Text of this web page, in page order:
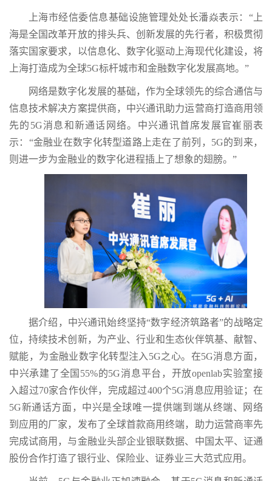
上海市经信委信息基础设施管理处处长潘焱表示：“上
海是全国改革开放的排头兵、创新发展的先行者，积极贯彻
落实国家要求，以信息化、数字化驱动上海现代化建设，将
上海打造成为全球5G标杆城市和金融数字化发展高地。”
网络是数字化发展的基础，作为全球领先的综合通信与
信息技术解决方案提供商，中兴通讯助力运营商打造商用领
先的5G消息和新通话网络。中兴通讯首席发展官崔丽表
示：“金融业在数字化转型道路上走在了前列，5G的到来，
则进一步为金融业的数字化进程插上了想象的翅膀。”
据介绍，中兴通讯始终坚持“数字经济筑路者”的战略定
位，持续技术创新，为产业、行业和生态伙伴筑基、献智、
赋能，为金融业数字化转型注入5G之心。在5G消息方面，
中兴承建了全国55%的5G消息平台，开放openlab实验室接
入超过70家合作伙伴，完成超过400个5G消息应用验证；在
5G新通话方面，中兴是全球唯一提供端到端从终端、网络
到应用的厂家，发布了全球首款商用终端，助力运营商率先
完成试商用，与金融业头部企业银联数据、中国太平、证通
股份合作打造了银行业、保险业、证券业三大范式应用。